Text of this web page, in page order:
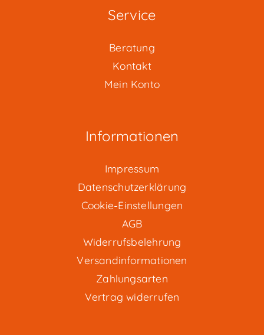
Service
Beratung
Kontakt
Mein Konto
Informationen
Impressum
Datenschutzerklärung
Cookie-Einstellungen
AGB
Widerrufsbelehrung
Versandinformationen
Zahlungsarten
Vertrag widerrufen